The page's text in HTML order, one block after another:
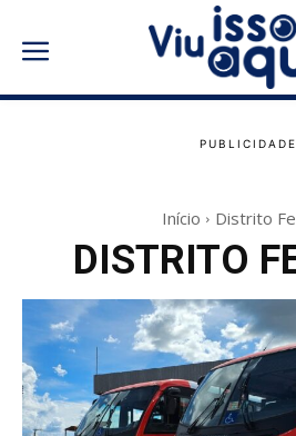
Início Distrito
DISTRITO